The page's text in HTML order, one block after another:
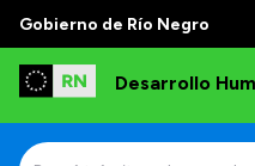
Gobierno de Río Negro
Desarrollo